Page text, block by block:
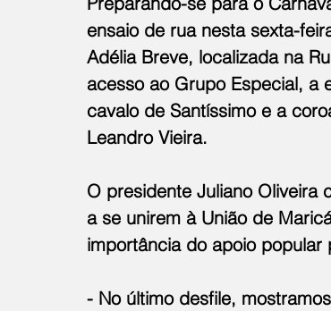
ensaio de rua nesta sexta-
Adélia Breve, localizada na
acesso ao Grupo Especial, a
cavalo de Santíssimo e a
Leandro Vieira.
O presidente Juliano Oliveira
a se unirem à União de
importância do apoio
- No último desfile,